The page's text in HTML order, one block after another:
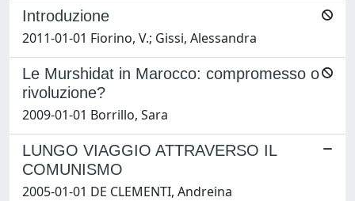
Introduzione
2011-01-01 Fiorino, V.; Gissi, Alessandra
Le Murshidat in Marocco: compromesso o
rivoluzione?
2009-01-01 Borrillo, Sara
LUNGO VIAGGIO ATTRAVERSO IL
COMUNISMO
2005-01-01 DE CLEMENTI, Andreina